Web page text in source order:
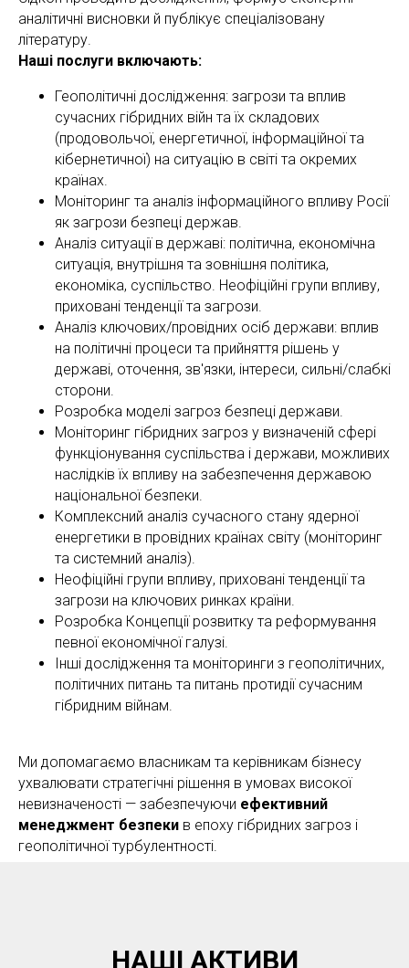
аналітичні висновки й публікує спеціалізовану
літературу.
Наші послуги включають:
Геополітичні дослідження: загрози та вплив
сучасних гібридних війн та їх складових
(продовольчої, енергетичної, інформаційної та
кібернетичної) на ситуацію в світі та окремих
країнах.
Моніторинг та аналіз інформаційного впливу Росії
як загрози безпеці держав.
Аналіз ситуації в державі: політична, економічна
ситуація, внутрішня та зовнішня політика,
економіка, суспільство. Неофіційні групи впливу,
приховані тенденції та загрози.
Аналіз ключових/провідних осіб держави: вплив
на політичні процеси та прийняття рішень у
державі, оточення, зв'язки, інтереси, сильні/слабкі
сторони.
Розробка моделі загроз безпеці держави.
Моніторинг гібридних загроз у визначеній сфері
функціонування суспільства і держави, можливих
наслідків їх впливу на забезпечення державою
національної безпеки.
Комплексний аналіз сучасного стану ядерної
енергетики в провідних країнах світу (моніторинг
та системний аналіз).
Неофіційні групи впливу, приховані тенденції та
загрози на ключових ринках країни.
Розробка Концепції розвитку та реформування
певної економічної галузі.
Інші дослідження та моніторинги з геополітичних,
політичних питань та питань протидії сучасним
гібридним війнам.
Ми допомагаємо власникам та керівникам бізнесу
ухвалювати стратегічні рішення в умовах високої
невизначеності — забезпечуючи ефективний
менеджмент безпеки в епоху гібридних загроз і
геополітичної турбулентності.
НАШІ АКТИВИ